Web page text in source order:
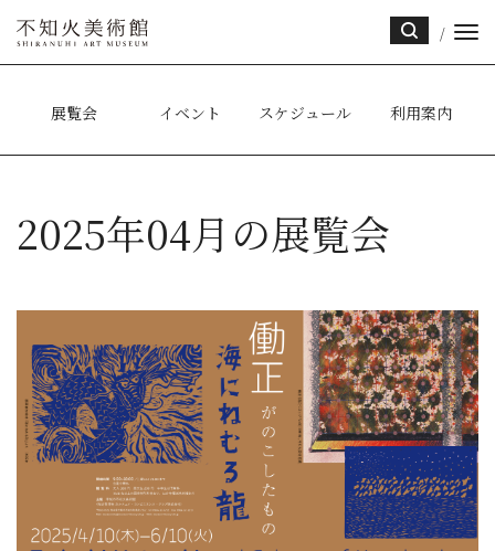
ト内
/
展覧会 イベント スケジュール 利用案内
2025年04月の展覧会